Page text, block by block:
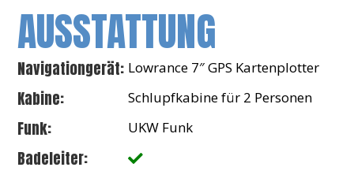
AUSSTATTUNG
Navigationgerät: Lowrance 7″ GPS Kartenplotter
Kabine: Schlupfkabine für 2 Personen
Funk: UKW Funk
Badeleiter: